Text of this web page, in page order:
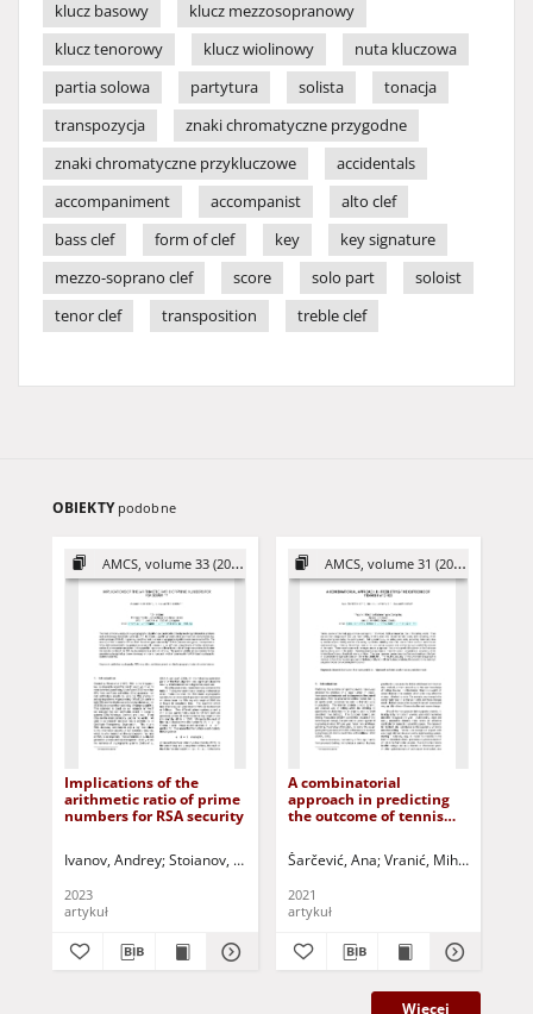
klucz basowy
klucz mezzosopranowy
klucz tenorowy
klucz wiolinowy
nuta kluczowa
partia solowa
partytura solista
tonacja
transpozycja
znaki chromatyczne przygodne
znaki chromatyczne przykluczowe
accidentals
accompaniment
accompanist
alto clef
bass clef
form of clef key
key signature
mezzo-soprano clef
score solo part
soloist
tenor clef
transposition treble clef
OBIEKTY podobne
AMCS, volume 33 (2023)
Implications of the
arithmetic ratio of prime
numbers for RSA security
Ivanov, Andrey Stoianov, Nikolai Niemiec, Marcin - ed. Dziech,
2023
artykuł
AMCS, volume 31 (2021)
A combinatorial
approach in predicting
the outcome of tennis
Šarčević, Ana Vranić, Mihaela
2021
artykuł
Więcej